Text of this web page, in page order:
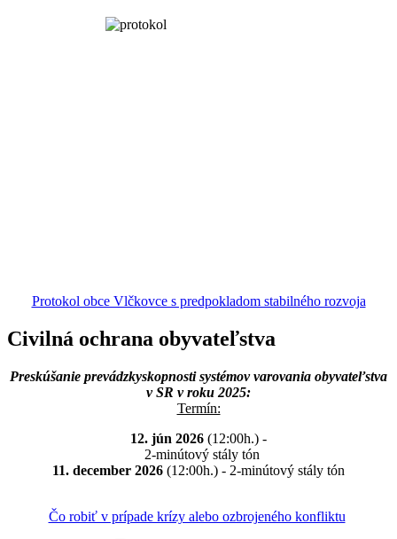
Protokol obce Vlčkovce s predpokladom stabilného rozvoja
Civilná ochrana obyvateľstva
Preskúšanie prevádzkyskopnosti systémov varovania obyvateľstva
v SR v roku 2025:
Termín:
12. jún 2026 (12:00h.) -
2-minútový stály tón
11. december 2026 (12:00h.) - 2-minútový stály tón
Čo robiť v prípade krízy alebo ozbrojeného konfliktu